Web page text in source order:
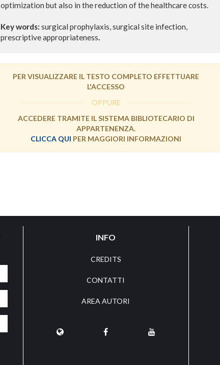
optimization but also in the reduction of the healthcare costs.
Key words: surgical prophylaxis, surgical site infection,
prescriptive appropriateness.
PER VISUALIZZARE IL TESTO COMPLETO EFFETTUARE
L'ACCESSO
OPPURE
ACCEDERE TRAMITE IL SISTEMA BIBLIOTECARIO DI
APPARTENENZA.
CLICCA QUI PER MAGGIORI INFORMAZIONI
INFO
CREDITS
CONTATTI
AREA AUTORI